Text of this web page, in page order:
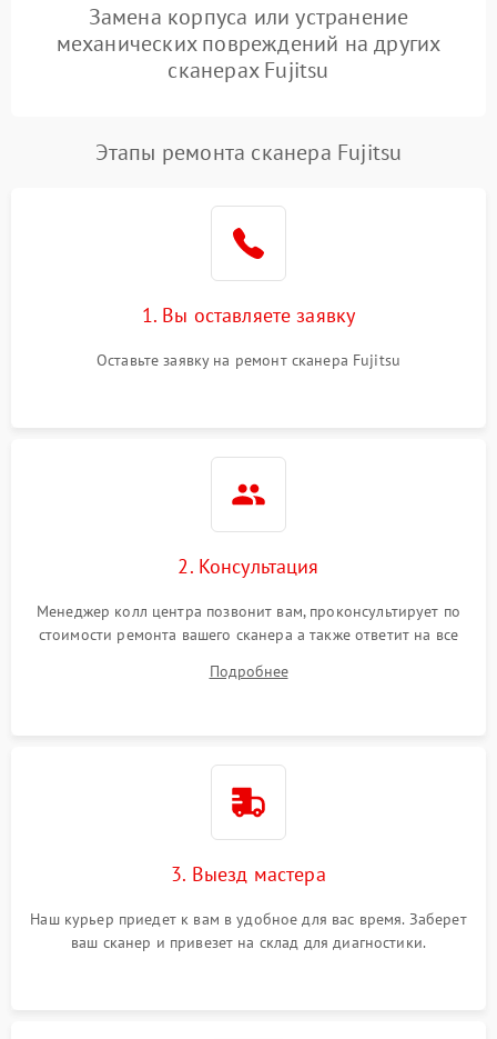
Замена корпуса или устранение
механических повреждений на других
сканерах Fujitsu
Этапы ремонта сканера Fujitsu
1. Вы оставляете заявку
Оставьте заявку на ремонт сканера Fujitsu
2. Консультация
Менеджер колл центра позвонит вам, проконсультирует по
стоимости ремонта вашего сканера а также ответит на все
Подробнее
3. Выезд мастера
Наш курьер приедет к вам в удобное для вас время. Заберет
ваш сканер и привезет на склад для диагностики.